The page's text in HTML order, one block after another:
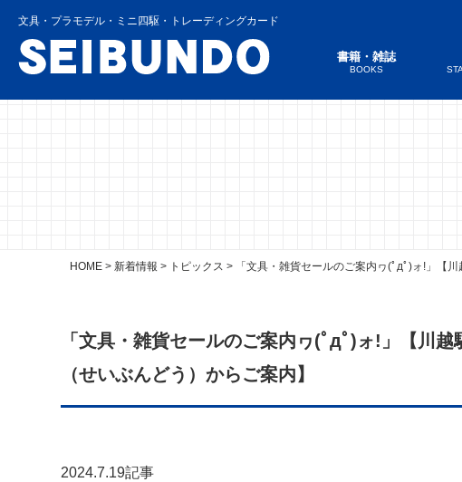
文具・プラモデル・ミニ四駆・トレーディングカード
書籍・雑誌
BOOKS
HOME >新着情報 > トピックス > 「文具・雑貨セールのご案内ヮ(ﾟдﾟ)ォ!」【
「文具・雑貨セールのご案内ヮ(ﾟдﾟ)ォ!」【川
（せいぶんどう）からご案内】
2024.7.19記事